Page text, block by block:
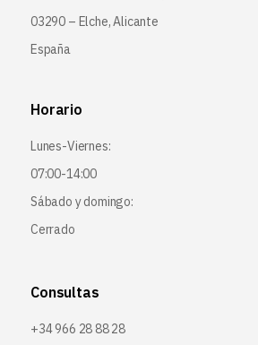
03290 – Elche, Alicante
España
Horario
Lunes-Viernes:
07:00-14:00
Sábado y domingo:
Cerrado
Consultas
+34 966 28 88 28